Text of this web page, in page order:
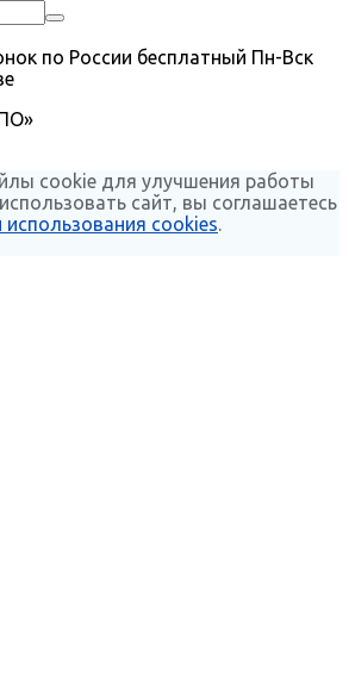
по России бесплатный Пн-Вск
cookie для улучшения работы
сайт, вы соглашаетесь
cookies.